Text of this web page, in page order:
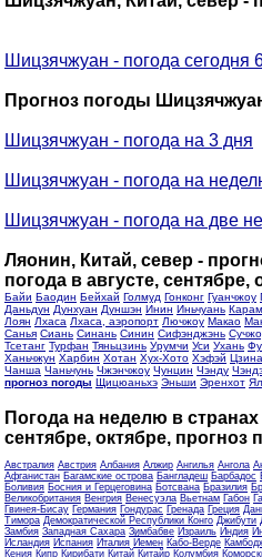
Шицзячжуан - погода сегодня
Прогноз погоды
Шицзячжуан - погода на 3 дня
Шицзячжуан - погода на
Шицзячжуан - погода на две
Ляонин, Китай, север -
погода в августе, сентябре,
Байи Баодин Бейхай Голмуд Гонконг Гуанчжоу
Даньдун Дунхуан Дуншэн Инин Иньчуань
Лоян Лхаса Лхаса, аэропорт Лючжоу Макао
Санья Сиань Синань Синин Сифэнджэнь
Тсетанг Турфан Тяньцзинь Урумчи Уси Ухань
Ханьчжун Харбин Хотан Хух-Хото Хэфэй
Чанша Чаньчунь Чжэнчжоу Чунцин Чэнду
прогноз погоды Щицюаньхэ Эньши Эренхот
Погода на неделю в
сентябре, октябре, прогноз
Австралия Австрия Албания Алжир Ангилья Ангола
Афганистан Багамские острова Бангладеш Барбадос
Боливия Босния и Герцеговина Ботсвана Бразилия
Великобритания Венгрия Венесуэла Вьетнам Габон
Гвинея-Бисау Германия Гондурас Гренада Греция
Тимора Демократической Республики Конго Джибути
Замбия Западная Сахара Зимбабве Израиль Индия
Исландия Испания Италия Йемен Кабо-Верде
Кения Кипр Кирибати Китай Китайр Колумбия